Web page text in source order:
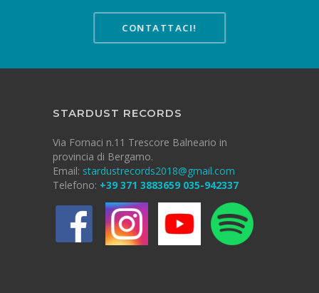
CONTATTACI!
STARDUST RECORDS
Via Fornaci n.11 Trescore Balneario in
provincia di Bergamo.
Email: stardustrecords2018@gmail.com
Telefono: +39 371 3883659 035-942337